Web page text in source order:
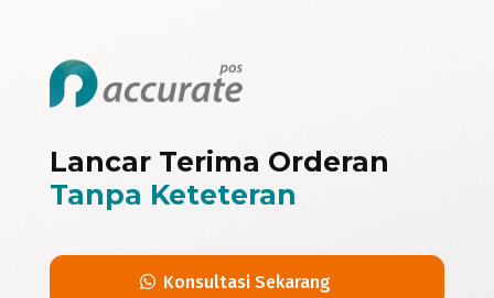
Lancar Terima Orderan
Tanpa Keteteran
Konsultasi Sekarang